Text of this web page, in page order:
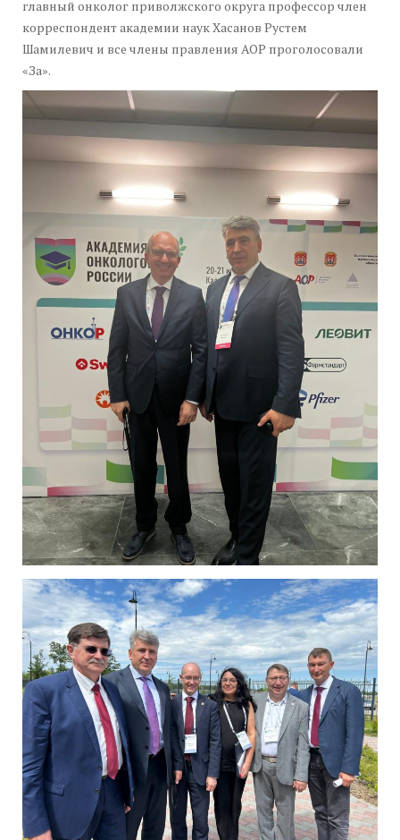
главный онколог приволжского округа профессор член
корреспондент академии наук Хасанов Рустем
Шамилевич и все члены правления АОР проголосовали
«За».